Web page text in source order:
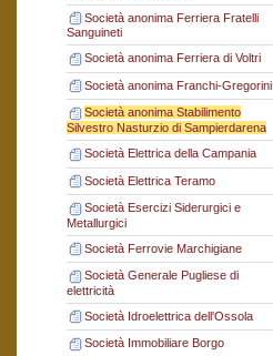
Società anonima Ferriera Fratelli
Sanguineti
Società anonima Ferriera di Voltri
Società anonima Franchi-Gregorini
Società anonima Stabilimento
Silvestro Nasturzio di Sampierdarena
Società Elettrica della Campania
Società Elettrica Teramo
Società Esercizi Siderurgici e
Metallurgici
Società Ferrovie Marchigiane
Società Generale Pugliese di
elettricità
Società Idroelettrica dell'Ossola
Società Immobiliare Borgo